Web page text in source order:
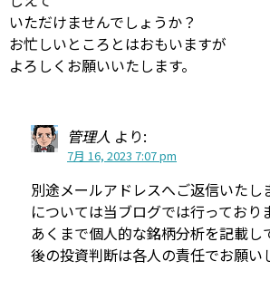
いただけませんでしょうか？
お忙しいところとはおもいますが
よろしくお願いいたします。
管理人 より:
7月 16, 2023 7:07 pm
別途メールアドレスへご返信いたし
については当ブログでは行っており
あくまで個人的な銘柄分析を記載し
後の投資判断は各人の責任でお願い